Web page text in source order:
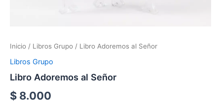
Inicio / Libros Grupo / Libro Adoremos al Señor
Libros Grupo
Libro Adoremos al Señor
$ 8.000